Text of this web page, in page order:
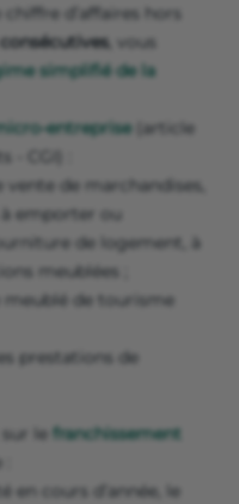
chiffre d’affaires hors
, vous
simplifié de la
entreprise(article
CGI) :
vente de marchandises,
emporter ou
de logement, à
meublées ;
meublé de tourisme
prestations de
le franchissement
en cours d’année, le